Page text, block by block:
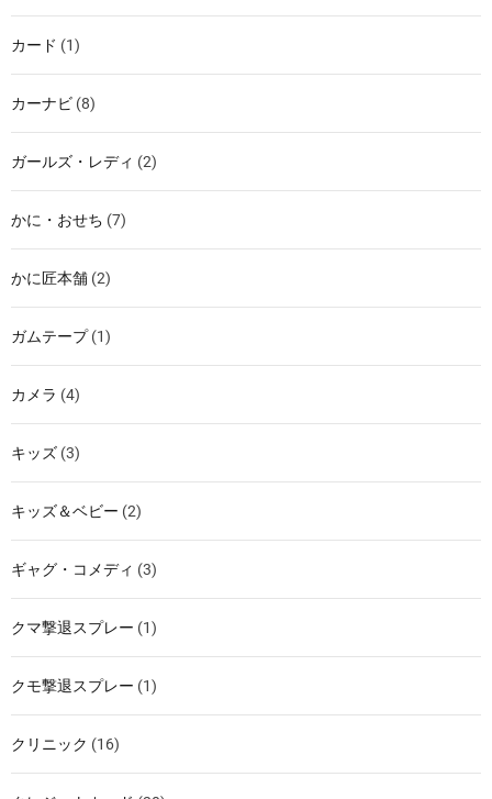
カード (1)
カーナビ (8)
ガールズ・レディ (2)
かに・おせち (7)
かに匠本舗 (2)
ガムテープ(1)
カメラ (4)
キッズ (3)
キッズ＆ベビー (2)
ギャグ・コメディ (3)
クマ撃退スプレー (1)
クモ撃退スプレー (1)
クリニック (16)